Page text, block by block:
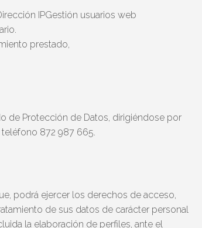
IPGestión usuarios web
prestado,
de Protección de Datos, dirigiéndose por
872 987 665.
podrá ejercer los derechos de acceso,
de sus datos de carácter personal
la elaboración de perfiles, ante el